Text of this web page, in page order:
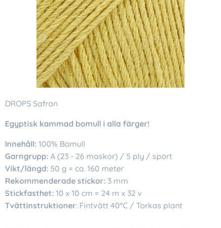
DROPS Safran
Egyptisk kammad bomull i alla färger!
Innehåll: 100% Bomull
Garngrupp: A (23 - 26 maskor) / 5 ply / sport
Vikt/längd: 50 g = ca. 160 meter
Rekommenderade stickor: 3 mm
Stickfasthet: 10 x 10 cm = 24 m x 32 v
Tvättinstruktioner: Fintvätt 40°C / Torkas plant